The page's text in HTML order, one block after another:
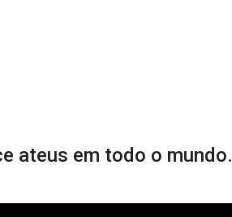
ateus em todo o mundo.